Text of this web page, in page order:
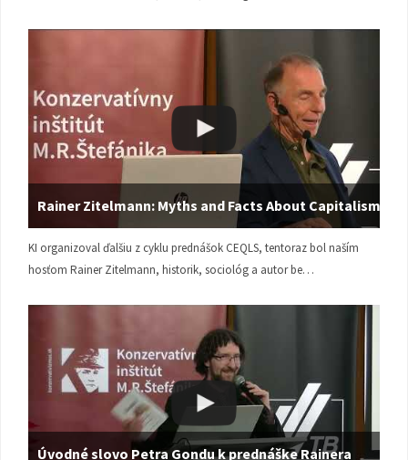
Rainer Zitelmann: Myths and Facts About Capitalism
KI organizoval ďalšiu z cyklu prednášok CEQLS, tentoraz bol naším
hosťom Rainer Zitelmann, historik, sociológ a autor be…
Úvodné slovo Petra Gondu k prednáške Rainera